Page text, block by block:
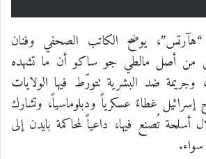
يوضح الكاتب الصحفي وفنان
من أصل مالطي جو ساكو أن ما تشهده
ضد البشرية تتورّط فيها الولايات
إسرائيل غطاءً عسكرياً ودبلوماسياً، وتشارك
أسلحة تُصنع فيها، داعياً لمحاكمة بايدن إلى